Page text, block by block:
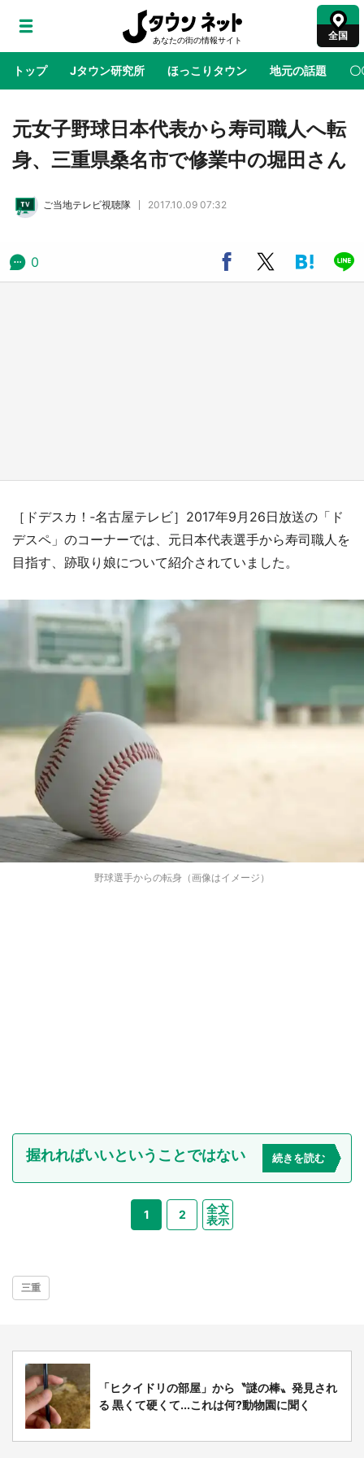
全国
トップ Jタウン研究所 ほっこりタウン 地元の話題 〇
地域×二次元 絶景 あの時はありがとう 物語がはじ
公式プロモ動画で「聖地」が生産されてます
『薬屋のひとりごと』の〝舞〟の世界に入り込
む 六本木ヒルズ展望台でコラボ、本邦初公開
元女子野球日本代表から寿司職人へ転
身、三重県桑名市で修業中の堀田さん
ご当地テレビ視聴隊 2017.10.09 07:32
0
［ドデスカ！‐名古屋テレビ］2017年9月26日放送の「ド
デスペ」のコーナーでは、元日本代表選手から寿司職人を
目指す、跡取り娘について紹介されていました。
野球選手からの転身（画像はイメージ）
握れればいいということではない 続きを読む
1 2
全文
表示
三重
「ヒクイドリの部屋」から〝謎の棒〟発見され
る 黒くて硬くて...これは何?動物園に聞く